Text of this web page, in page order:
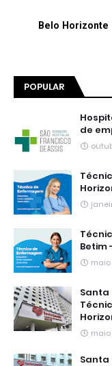
POPULAR
de
Betim
Santa
maio
Santa